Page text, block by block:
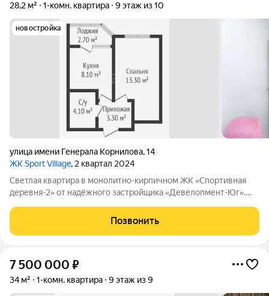
28,2 м² 1-комн. квартира 9 этаж из 10
новостройка
улица имени Генерала Корнилова,14
ЖК Sport Village, 2 квартал 2024
Светлая квартира в монолитно-кирпичном ЖК «Спортивная
деревня-2» от надёжного застройщика «Девелопмент-Юг».
кухонный гарнитур с варочной панелью. Из окон открываются
красивые виды, а в доме
Позвонить
7 500 000 ₽
34 м² 1-комн. квартира 9 этаж из 9